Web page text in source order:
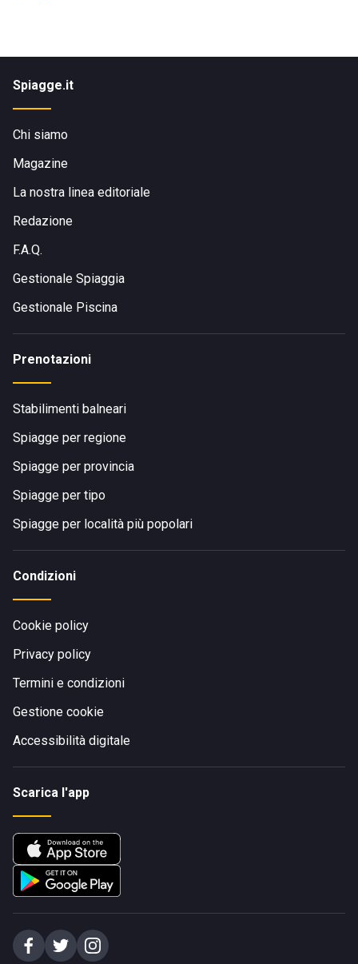
Spiagge.it
Chi siamo
Magazine
La nostra linea editoriale
Redazione
F.A.Q.
Gestionale Spiaggia
Gestionale Piscina
Prenotazioni
Stabilimenti balneari
Spiagge per regione
Spiagge per provincia
Spiagge per tipo
Spiagge per località più popolari
Condizioni
Cookie policy
Privacy policy
Termini e condizioni
Gestione cookie
Accessibilità digitale
Scarica l'app